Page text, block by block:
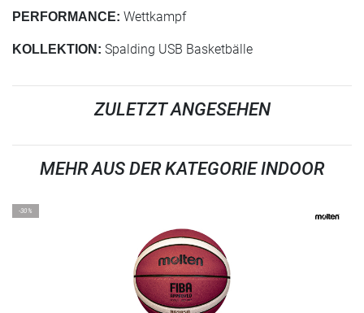
PERFORMANCE: Wettkampf
KOLLEKTION: Spalding USB Basketbälle
ZULETZT ANGESEHEN
MEHR AUS DER KATEGORIE INDOOR
-30%